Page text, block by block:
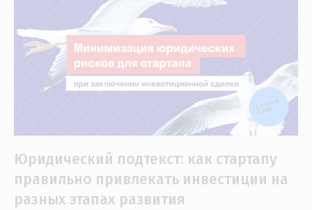
Юридический подтекст: как стартапу
правильно привлекать инвестиции на
разных этапах развития